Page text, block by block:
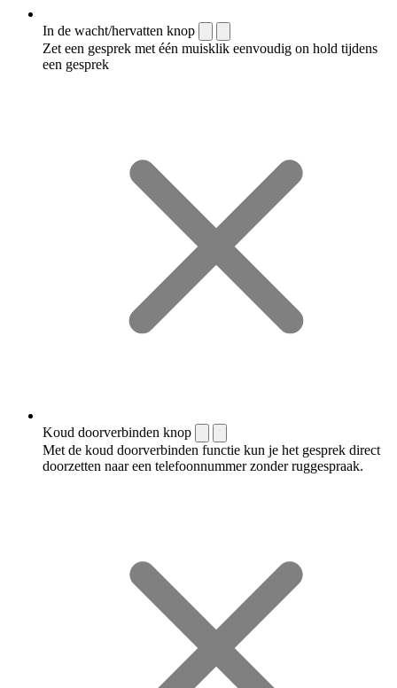
In de wacht/hervatten knop
Zet een gesprek met één muisklik eenvoudig on hold tijdens
een gesprek
Koud doorverbinden knop
Met de koud doorverbinden functie kun je het gesprek direct
doorzetten naar een telefoonnummer zonder ruggespraak.